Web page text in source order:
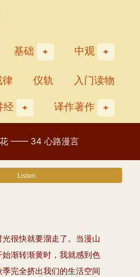
基础
中观
律
仪轨
入门读物
经
译作著作
花 —— 34 心路漫言
很快就要溜走了。当漫山
渐转渐黄时，我就感到色
完全挤出我们的生活空间